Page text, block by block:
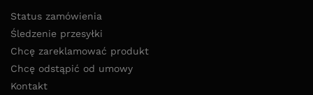
Status zamówienia
Śledzenie przesyłki
Chcę zareklamować produkt
Chcę odstąpić od umowy
Kontakt